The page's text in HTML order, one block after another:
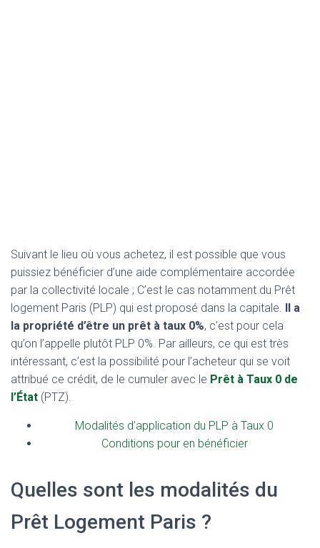
Suivant le lieu où vous achetez, il est possible que vous
puissiez bénéficier d’une aide complémentaire accordée
par la collectivité locale ; C’est le cas notamment du Prêt
logement Paris (PLP) qui est proposé dans la capitale. Il a
la propriété d’être un prêt à taux 0%, c’est pour cela
qu’on l’appelle plutôt PLP 0%. Par ailleurs, ce qui est très
intéressant, c’est la possibilité pour l’acheteur qui se voit
attribué ce crédit, de le cumuler avec le Prêt à Taux 0 de
l’État (PTZ).
Modalités d’application du PLP à Taux 0
Conditions pour en bénéficier
Quelles sont les modalités du
Prêt Logement Paris ?